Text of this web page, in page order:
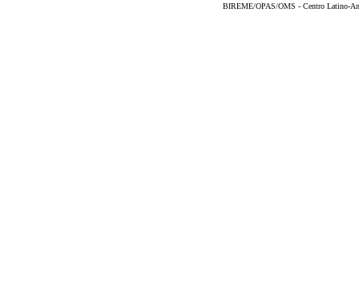
BIREME/OPAS/OMS - Centro Latino-